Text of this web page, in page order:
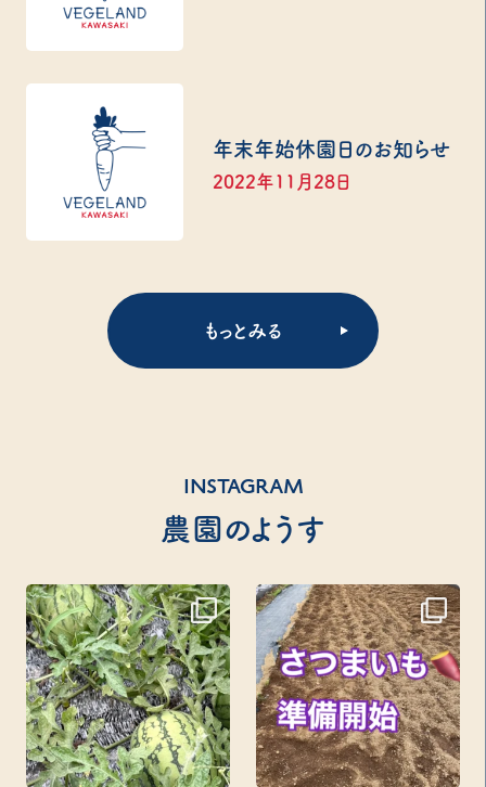
年末年始休園日のお知らせ
2022年11月28日
もっとみる
INSTAGRAM
農園のようす